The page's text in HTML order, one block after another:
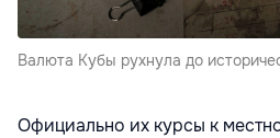
Валюта Кубы рухнула до
Официально их курсы к